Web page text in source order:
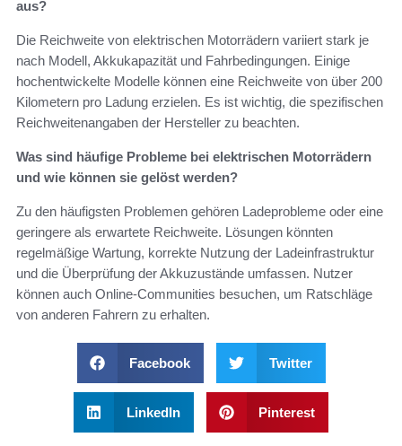
aus?
Die Reichweite von elektrischen Motorrädern variiert stark je
nach Modell, Akkukapazität und Fahrbedingungen. Einige
hochentwickelte Modelle können eine Reichweite von über 200
Kilometern pro Ladung erzielen. Es ist wichtig, die spezifischen
Reichweitenangaben der Hersteller zu beachten.
Was sind häufige Probleme bei elektrischen Motorrädern
und wie können sie gelöst werden?
Zu den häufigsten Problemen gehören Ladeprobleme oder eine
geringere als erwartete Reichweite. Lösungen könnten
regelmäßige Wartung, korrekte Nutzung der Ladeinfrastruktur
und die Überprüfung der Akkuzustände umfassen. Nutzer
können auch Online-Communities besuchen, um Ratschläge
von anderen Fahrern zu erhalten.
Facebook Twitter
LinkedIn Pinterest